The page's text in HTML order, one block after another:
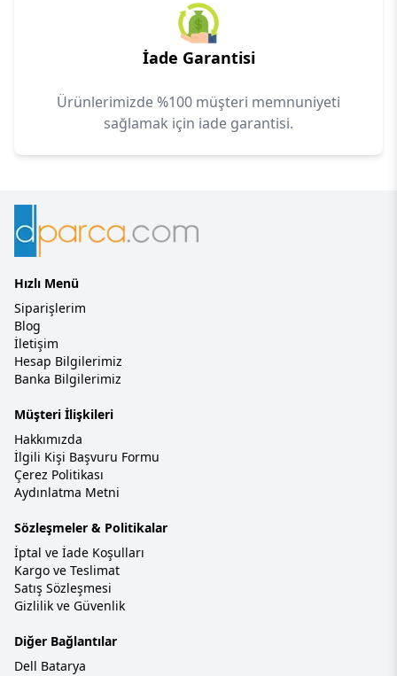
İade Garantisi
Ürünlerimizde %100 müşteri memnuniyeti
sağlamak için iade garantisi.
Hızlı Menü
Siparişlerim
Blog
İletişim
Hesap Bilgilerimiz
Banka Bilgilerimiz
Müşteri İlişkileri
Hakkımızda
İlgili Kişi Başvuru Formu
Çerez Politikası
Aydınlatma Metni
Sözleşmeler & Politikalar
İptal ve İade Koşulları
Kargo ve Teslimat
Satış Sözleşmesi
Gizlilik ve Güvenlik
Diğer Bağlantılar
Dell Batarya